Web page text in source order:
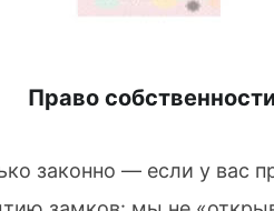
Право собственности
законно — если у вас